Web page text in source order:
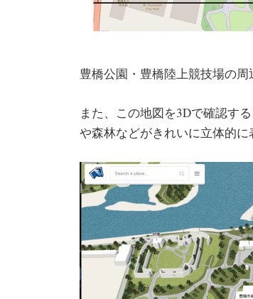
豊橋公園・豊橋陸上競技場の
また、この地図を3Dで確認す
や森林などがきれいに立体的に